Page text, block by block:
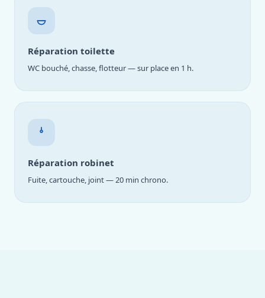
Réparation toilette
WC bouché, chasse, flotteur — sur place en 1 h.
Réparation robinet
Fuite, cartouche, joint — 20 min chrono.